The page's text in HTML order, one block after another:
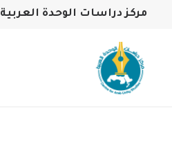
مركز دراسات الوحدة العربية